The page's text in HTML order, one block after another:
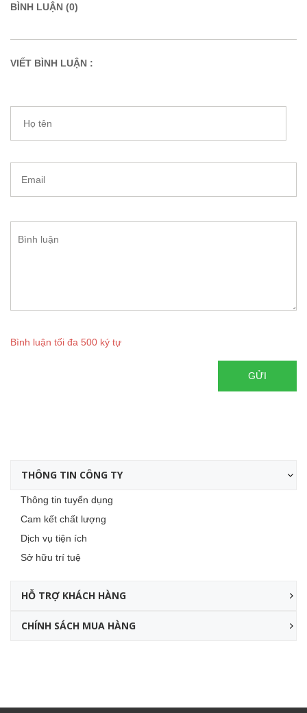
BÌNH LUẬN (0)
VIẾT BÌNH LUẬN :
Bình luận tối đa 500 ký tự
GỬI
THÔNG TIN CÔNG TY
Thông tin tuyển dụng
Cam kết chất lượng
Dịch vụ tiện ích
Sở hữu trí tuệ
HỖ TRỢ KHÁCH HÀNG
CHÍNH SÁCH MUA HÀNG